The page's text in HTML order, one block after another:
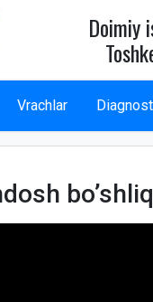
Doimiy
Vrachlar